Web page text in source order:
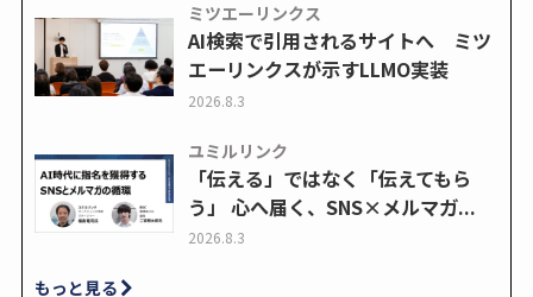
ミツエーリンクス
AI検索で引用されるサイトへ ミツ
エーリンクスが示すLLMO実装
2026.8.3
ユミルリンク
「伝える」ではなく「伝えてもら
う」 心へ届く、SNS×メルマガ...
2026.8.3
もっと見る